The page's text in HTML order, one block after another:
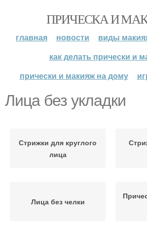
ПРИЧЕСКА И
главная новости
виды
как делать прически и
прически и макияж на дому
Лица без укладки
Стрижки для круглого
лица
Лица без челки